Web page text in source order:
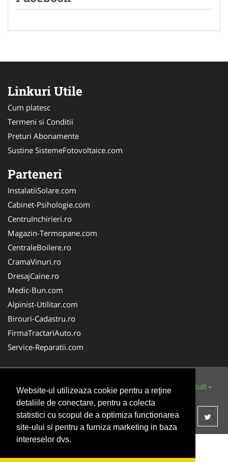
Website-ul utilizeaza cookie pentru a reţine
detaliile de conectare, pentru a colecta
statistici cu scopul de a optimiza functionarea
site-ului si pentru a furniza marketing in baza
intereselor dvs.
Linkuri Utile
Cum platesc
Termeni si Conditii
Preturi Abonamente
Sustine SistemeFotovoltaice.com
Parteneri
InstalatiiSolare.com
Cabinet-Psihologie.com
CentruInchirieri.ro
Magazin-Termopane.com
CentraleBoilere.ro
CramaVinuri.ro
DresajCaine.ro
Medic-Bun.com
Alpinist-Utilitar.com
Birouri-Cadastru.ro
FirmaTractariAuto.ro
Service-Reparatii.com
© 2014-2026 Powered by VilonMedia Tokaido Consult -
ANPC SOL